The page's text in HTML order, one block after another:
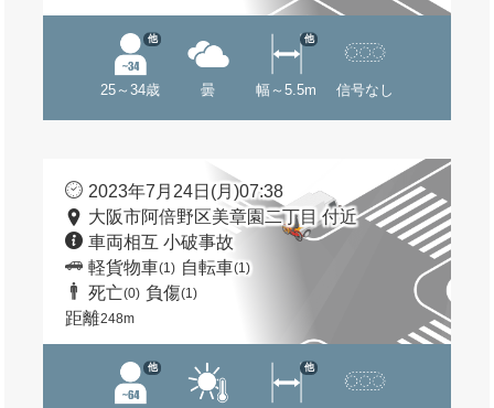
25～34歳
他
曇 幅～5.5m
他
信号なし
2023年7月24日(月)07:38
大阪市阿倍野区美章園二丁目 付近
車両相互 小破事故
軽貨物車(1) 自転車(1)
死亡(0) 負傷(1)
距離248m
他 他